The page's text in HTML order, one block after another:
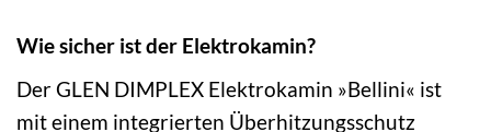
Wie sicher ist der Elektrokamin?
Der GLEN DIMPLEX Elektrokamin »Bellini« ist
mit einem integrierten Überhitzungsschutz